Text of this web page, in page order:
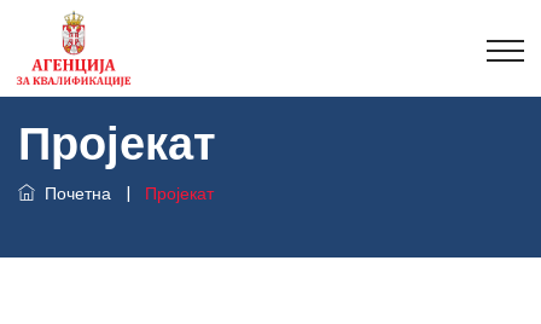
Пројекат
Почетна | Пројекат